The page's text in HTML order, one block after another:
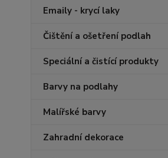
Emaily - krycí laky
Čištění a ošetření podlah
Speciální a čistící produkty
Barvy na podlahy
Malířské barvy
Zahradní dekorace